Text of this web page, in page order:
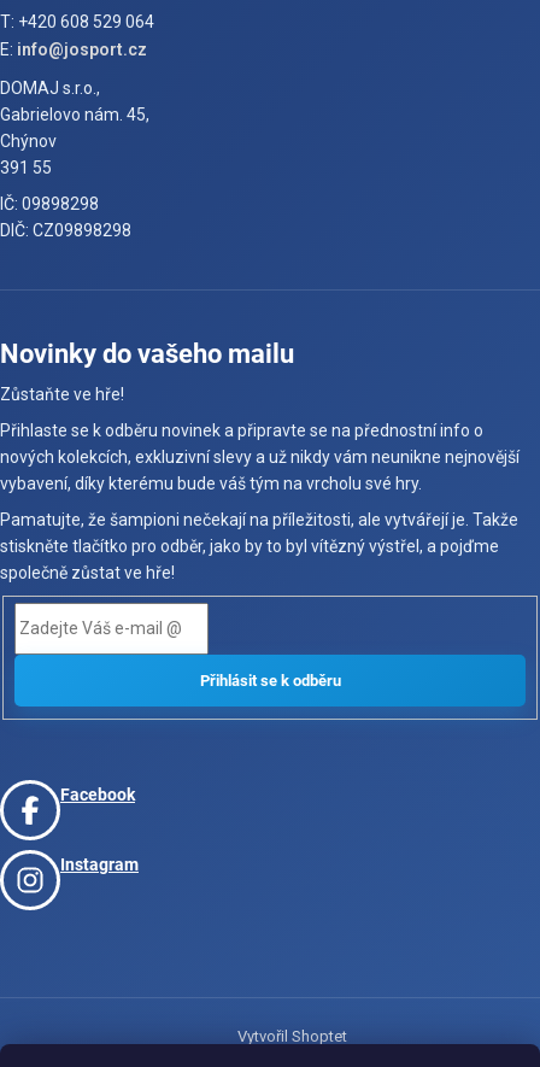
T: +420 608 529 064
E: info@josport.cz
DOMAJ s.r.o.,
Gabrielovo nám. 45,
Chýnov
391 55
IČ: 09898298
DIČ: CZ09898298
Novinky do vašeho mailu
Zůstaňte ve hře!
Přihlaste se k odběru novinek a připravte se na přednostní info o
nových kolekcích, exkluzivní slevy a už nikdy vám neunikne nejnovější
vybavení, díky kterému bude váš tým na vrcholu své hry.
Pamatujte, že šampioni nečekají na příležitosti, ale vytvářejí je. Takže
stiskněte tlačítko pro odběr, jako by to byl vítězný výstřel, a pojďme
společně zůstat ve hře!
Facebook
Instagram
Vytvořil Shoptet